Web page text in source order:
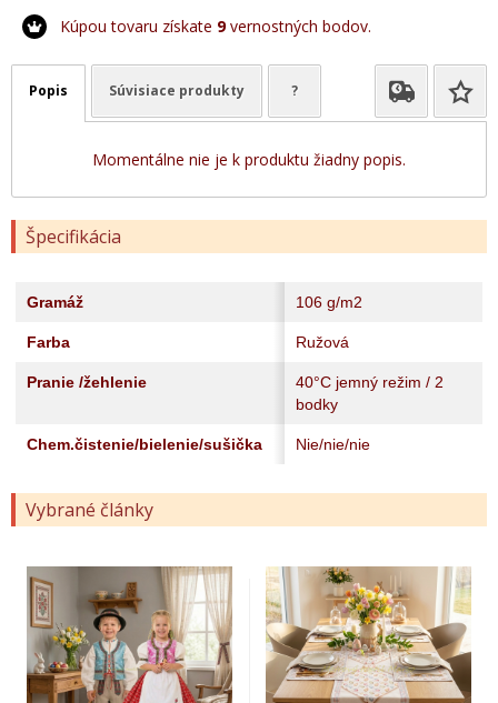
Kúpou tovaru získate 9vernostných bodov.
Popis Súvisiace produkty ?
Momentálne nie je k produktu žiadny popis.
Špecifikácia
Gramáž 106 g/m2
Farba Ružová
Pranie /žehlenie
40°C jemný režim / 2
bodky
Chem.čistenie/bielenie/sušička Nie/nie/nie
Vybrané články